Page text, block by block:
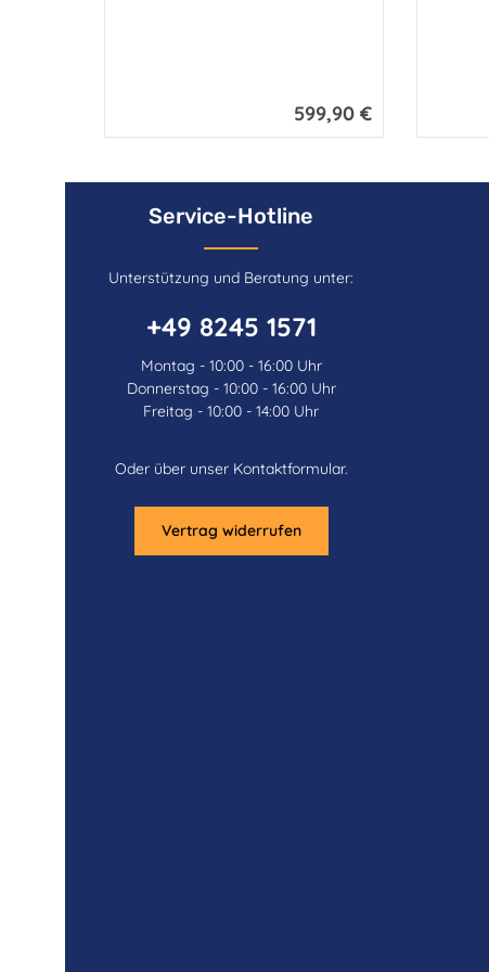
Regulärer Preis:
599,90 €
Service-Hotline
Unterstützung und Beratung unter:
+49 8245 1571
Montag - 10:00 - 16:00 Uhr
Donnerstag - 10:00 - 16:00 Uhr
Freitag - 10:00 - 14:00 Uhr
Oder über unser Kontaktformular.
Vertrag widerrufen